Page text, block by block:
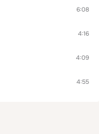
6:08
4:16
4:09
4:55